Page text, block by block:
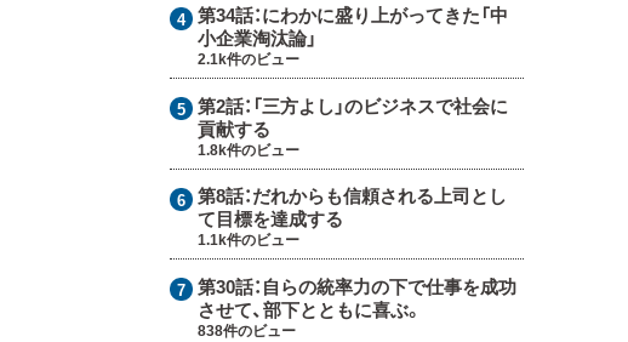
第34話：にわかに盛り上がってきた「中
小企業淘汰論」
2.1k件のビュー
第2話： 「三方よし」のビジネスで社会に
貢献する
1.8k件のビュー
第8話：だれからも信頼される上司とし
て目標を達成する
1.1k件のビュー
第30話：自らの統率力の下で仕事を成功
させて、部下とともに喜ぶ。
838件のビュー